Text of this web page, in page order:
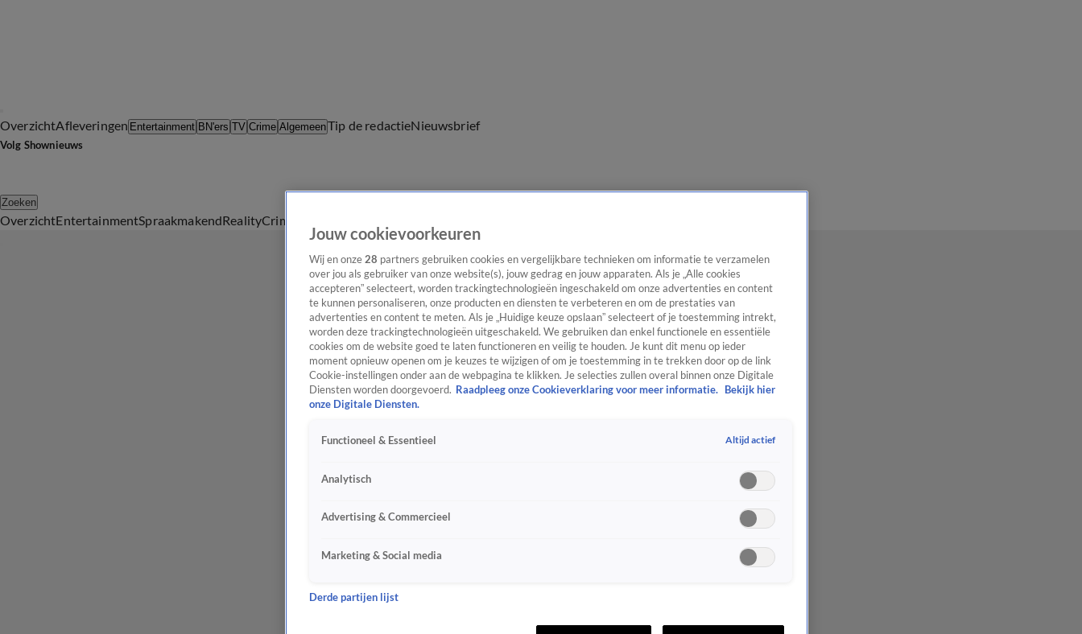
OverzichtAfleveringen Entertainment BN'ers TV Crime AlgemeenTip de redactieNieuwsbrief
Volg Shownieuws
Zoeken
OverzichtEntertainmentSpraakmakendRealityCrime
Jouw cookievoorkeuren
Wij en onze 28 partners gebruiken cookies en vergelijkbare technieken om informatie te verzamelen
over jou als gebruiker van onze website(s), jouw gedrag en jouw apparaten. Als je „Alle cookies
accepteren” selecteert, worden trackingtechnologieën ingeschakeld om onze advertenties en content
te kunnen personaliseren, onze producten en diensten te verbeteren en om de prestaties van
advertenties en content te meten. Als je „Huidige keuze opslaan” selecteert of je toestemming intrekt,
worden deze trackingtechnologieën uitgeschakeld. We gebruiken dan enkel functionele en essentiële
cookies om de website goed te laten functioneren en veilig te houden. Je kunt dit menu op ieder
moment opnieuw openen om je keuzes te wijzigen of om je toestemming in te trekken door op de link
Cookie-instellingen onder aan de webpagina te klikken. Je selecties zullen overal binnen onze Digitale
Diensten worden doorgevoerd. Raadpleeg onze Cookieverklaring voor meer informatie.
Bekijk hier
onze Digitale Diensten.
Functioneel & Essentieel Altijd actief
Analytisch
Advertising & Commercieel
Marketing & Social media
Derde partijen lijst